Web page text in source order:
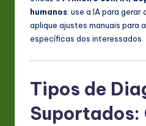
humanos: use a IA para
aplique ajustes manuais para
específicas dos interessados.
Tipos de
Suportados: